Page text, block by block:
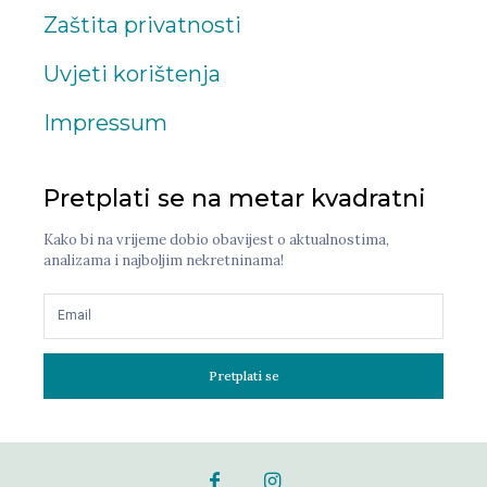
Zaštita privatnosti
Uvjeti korištenja
Impressum
Pretplati se na metar kvadratni
Kako bi na vrijeme dobio obavijest o aktualnostima,
analizama i najboljim nekretninama!
Pretplati se